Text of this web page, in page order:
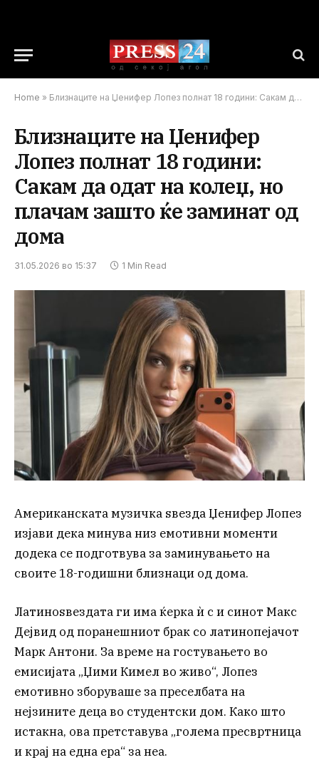
Home » Близнаците на Џенифер Лопез полнат 18 години: Сакам да одат на колеџ, но плачам зашто ќе заминат од дома
Близнаците на Џенифер
Лопез полнат 18 години:
Сакам да одат на колеџ, но
плачам зашто ќе заминат од
дома
31.05.2026 во 15:37 1 Min Read
Американската музичка ѕвезда Џенифер Лопез
изјави дека минува низ емотивни моменти
додека се подготвува за заминувањето на
своите 18-годишни близнаци од дома.
Латиноѕвездата ги има ќерка ѝ c и синот Макс
Дејвид од поранешниот брак со латинопејачот
Марк Антони. За време на гостувањето во
емисијата „Џими Кимел во живо“, Лопез
емотивно зборуваше за преселбата на
нејзините деца во студентски дом. Како што
истакна, ова претставува „голема пресвртница
и крај на една ера“ за неа.